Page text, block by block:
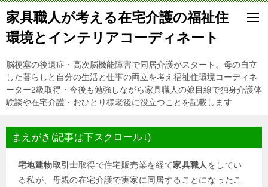
家具職人が考える在宅介護の福祉住
環境とインテリアコーディネート
脳梗塞の後遺症・高次脳機能障害で同居介護がスタート。母の自立
した暮らしと自分の生活と仕事の両立を考え福祉住環境コーディネ
ーター2級取得・今後も勉強しながら家具職人の娘目線で独身介護体
験談や在宅介護・おひとり様老後に役立つことを記載します
まえがき(記事は下スクロール↓)
宅地建物取引士取得で住宅販売業を経て家具職人 をしてい
る私が、母親の在宅介護で実家に同居することになったこ